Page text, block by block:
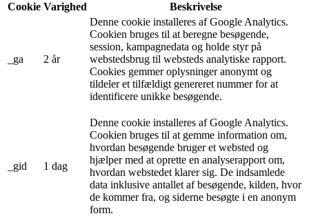
Cookie Varighed Beskrivelse
_ga 2 år
Denne cookie installeres af Google Analytics.
Cookien bruges til at beregne besøgende,
session, kampagnedata og holde styr på
webstedsbrug til websteds analytiske rapport.
Cookies gemmer oplysninger anonymt og
tildeler et tilfældigt genereret nummer for at
identificere unikke besøgende.
_gid 1 dag
Denne cookie installeres af Google Analytics.
Cookien bruges til at gemme information om,
hvordan besøgende bruger et websted og
hjælper med at oprette en analyserapport om,
hvordan webstedet klarer sig. De indsamlede
data inklusive antallet af besøgende, kilden, hvor
de kommer fra, og siderne besøgte i en anonym
form.